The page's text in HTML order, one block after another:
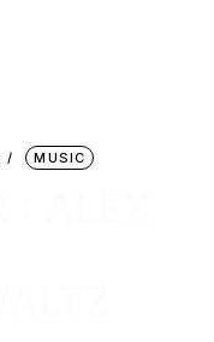
MUSIC